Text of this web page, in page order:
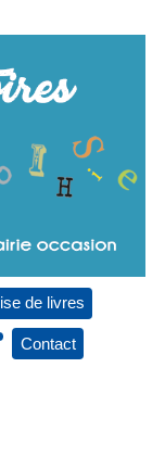
de livres
Contact